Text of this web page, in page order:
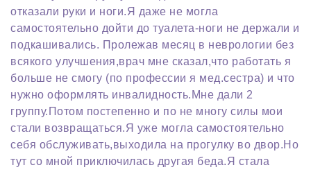
отказали руки и ноги.Я даже не могла
самостоятельно дойти до туалета-ноги не держали и
подкашивались. Пролежав месяц в неврологии без
всякого улучшения,врач мне сказал,что работать я
больше не смогу (по профессии я мед.сестра) и что
нужно оформлять инвалидность.Мне дали 2
группу.Потом постепенно и по не многу силы мои
стали возвращаться.Я уже могла самостоятельно
себя обслуживать,выходила на прогулку во двор.Но
тут со мной приключилась другая беда.Я стала